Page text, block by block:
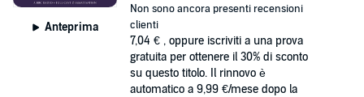
Anteprima
Non sono ancora presenti recensioni
clienti
7,04 € , oppure iscriviti a una prova
gratuita per ottenere il 30% di sconto
su questo titolo. Il rinnovo è
automatico a 9,99 €/mese dopo la